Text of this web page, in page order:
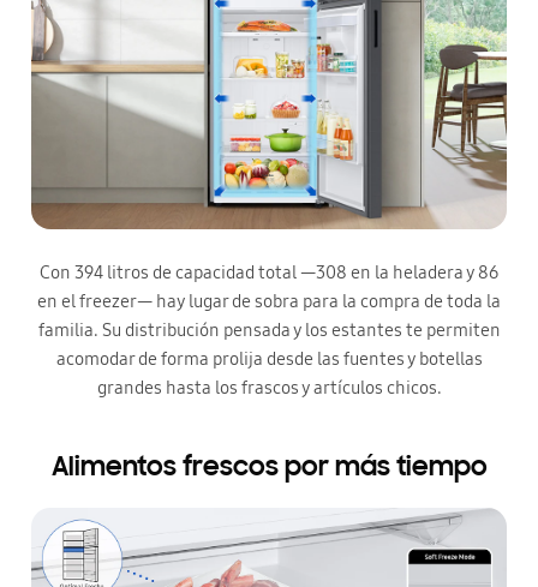
Con 394 litros de capacidad total —308 en la heladera y 86
en el freezer— hay lugar de sobra para la compra de toda la
familia. Su distribución pensada y los estantes te permiten
acomodar de forma prolija desde las fuentes y botellas
grandes hasta los frascos y artículos chicos.
Alimentos frescos por más tiempo